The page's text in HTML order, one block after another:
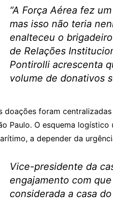
“A Força Aérea fez
mas isso não teria
enalteceu o
de Relações
Pontirolli acrescenta
volume de donativos
doações foram
Paulo. O esquema
a depender da
Vice-presidente da
engajamento com
considerada a casa